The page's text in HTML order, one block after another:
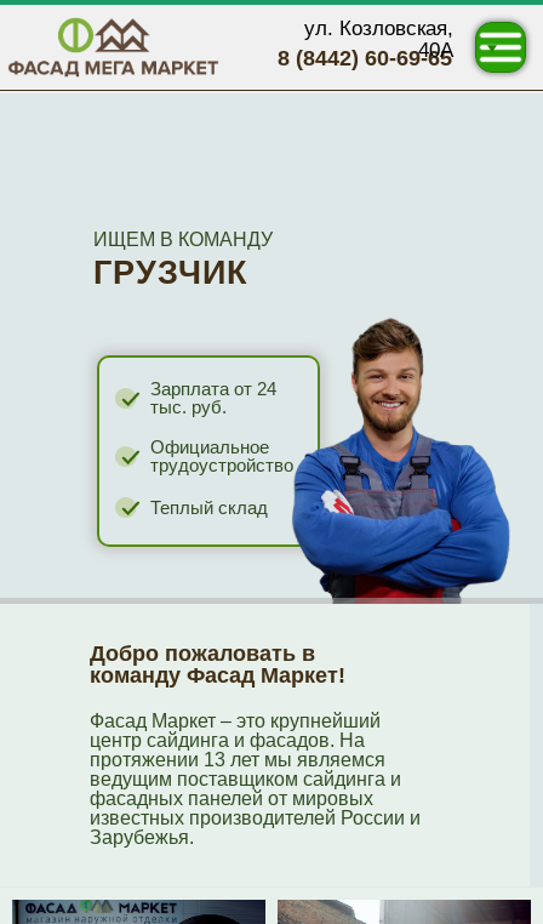
8 (8442) 60-69-65
ул. Козловская,
40А
ГРУЗЧИК
Зарплата от 24
тыс. руб.
ИЩЕМ В КОМАНДУ
Официальное
трудоустройство
Теплый склад
Добро пожаловать в
команду Фасад Маркет!
Фасад Маркет – это крупнейший
центр сайдинга и фасадов. На
протяжении 13 лет мы являемся
ведущим поставщиком сайдинга и
фасадных панелей от мировых
известных производителей России и
Зарубежья.